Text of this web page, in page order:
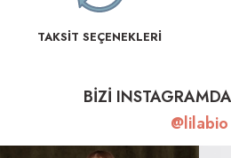
TAKSİT SEÇENEKLERİ
BİZİ
@lilabio